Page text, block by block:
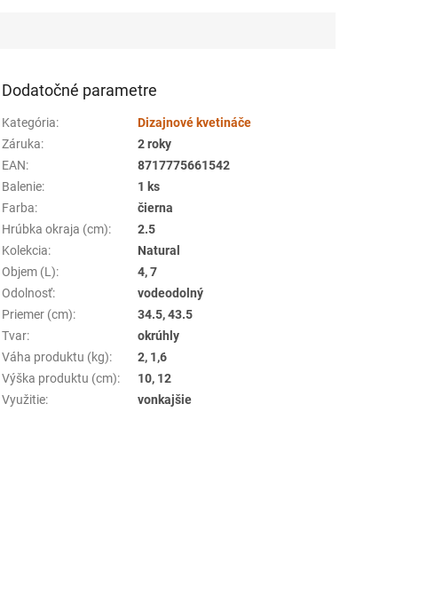
Dodatočné parametre
Kategória:
Dizajnové kvetináče
Záruka:
2 roky
EAN:
8717775661542
Balenie:
1 ks
Farba:
čierna
Hrúbka okraja (cm):
2.5
Kolekcia:
Natural
Objem (L):
4, 7
Odolnosť:
vodeodolný
Priemer (cm):
34.5, 43.5
Tvar:
okrúhly
Váha produktu (kg):
2, 1,6
Výška produktu (cm):
10, 12
Využitie: vonkajšie